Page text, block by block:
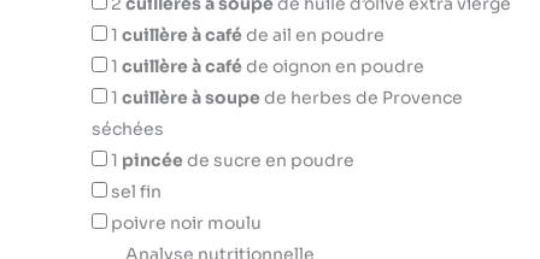
1 cuillère à caféde ail en poudre
1 cuillère à caféde oignon en poudre
1 cuillère à soupede herbes de Provence
séchées
1 pincéede sucre en poudre
sel fin
poivre noir moulu
Analyse nutritionnelle